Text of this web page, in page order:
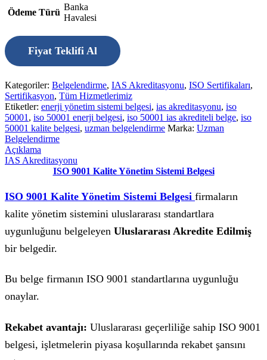
Ödeme Türü
Banka
Havalesi
Fiyat Teklifi Al
Kategoriler: Belgelendirme, IAS Akreditasyonu, ISO Sertifikaları,
Sertifikasyon, Tüm Hizmetlerimiz
Etiketler: enerji yönetim sistemi belgesi, ias akreditasyonu, iso
50001 , iso 50001 enerji belgesi, iso 50001 ias akrediteli belge, iso
50001 kalite belgesi, uzman belgelendirme Marka: Uzman
Belgelendirme
Açıklama
IAS Akreditasyonu
ISO 9001 Kalite Yönetim Sistemi Belgesi
ISO 9001 Kalite Yönetim Sistemi Belgesi firmaların
kalite yönetim sistemini uluslararası standartlara
uygunluğunu belgeleyen Uluslararası Akredite Edilmiş
bir belgedir.
Bu belge firmanın ISO 9001 standartlarına uygunluğu
onaylar.
Rekabet avantajı: Uluslararası geçerliliğe sahip ISO 9001
belgesi, işletmelerin piyasa koşullarında rekabet şansını